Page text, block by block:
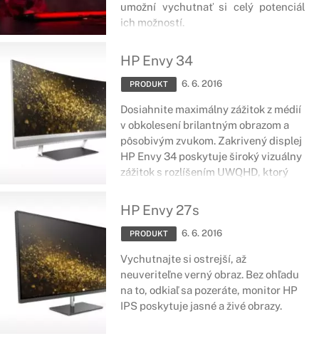
umožní vychutnať si celý potenciál
ich možností.
HP Envy 34
PRODUKT 6. 6. 2016
Dosiahnite maximálny zážitok z médií
v obkolesení brilantným obrazom a
pôsobivým zvukom. Zakrivený displej
HP Envy 34 poskytuje široký vizuálny
zážitok s rozlíšením UWQHD, ktorý
Olufsen cez 4 reproduktory.
HP Envy 27s
PRODUKT 6. 6. 2016
Vychutnajte si ostrejší, až
neuveriteľne verný obraz. Bez ohľadu
na to, odkiaľ sa pozeráte, monitor HP
IPS poskytuje jasné a živé obrazy.